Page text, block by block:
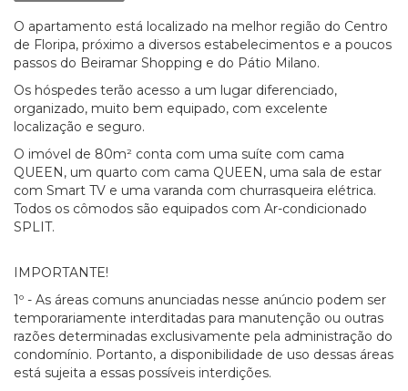
O apartamento está localizado na melhor região do Centro
de Floripa, próximo a diversos estabelecimentos e a poucos
passos do Beiramar Shopping e do Pátio Milano.
Os hóspedes terão acesso a um lugar diferenciado,
organizado, muito bem equipado, com excelente
localização e seguro.
O imóvel de 80m² conta com uma suíte com cama
QUEEN, um quarto com cama QUEEN, uma sala de estar
com Smart TV e uma varanda com churrasqueira elétrica.
Todos os cômodos são equipados com Ar-condicionado
SPLIT.
IMPORTANTE!
1º - As áreas comuns anunciadas nesse anúncio podem ser
temporariamente interditadas para manutenção ou outras
razões determinadas exclusivamente pela administração do
condomínio. Portanto, a disponibilidade de uso dessas áreas
está sujeita a essas possíveis interdições.